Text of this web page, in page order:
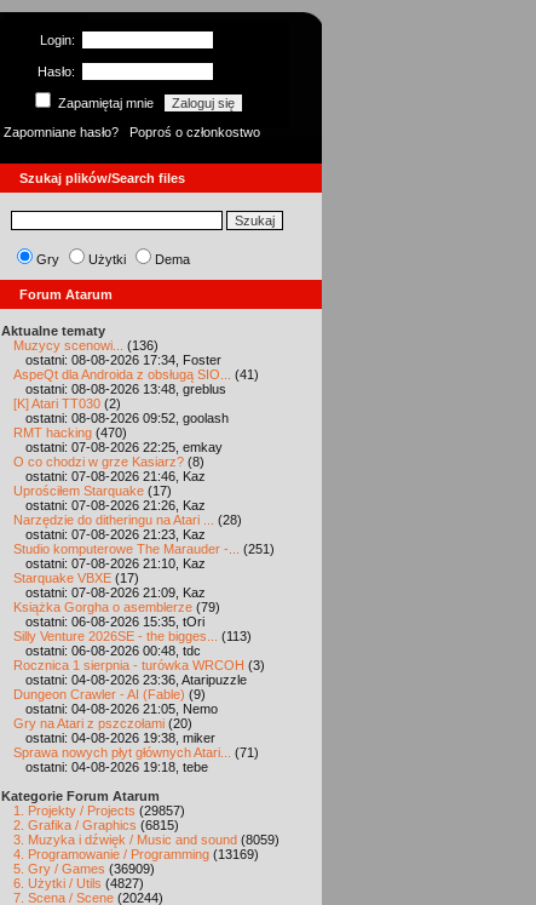
Login:
Hasło:
Zapamiętaj mnie
Zapomniane hasło?
Poproś o członkostwo
Szukaj plików/Search files
Gry Użytki Dema
Forum Atarum
Aktualne tematy
Muzycy scenowi...
(136)
ostatni: 08-08-2026 17:34, Foster
AspeQt dla Androida z obsługą SIO...
(41)
ostatni: 08-08-2026 13:48, greblus
[K] Atari TT030 (2)
ostatni: 08-08-2026 09:52, goolash
RMT hacking (470)
ostatni: 07-08-2026 22:25, emkay
O co chodzi w grze Kasiarz? (8)
ostatni: 07-08-2026 21:46, Kaz
Uprościłem Starquake (17)
ostatni: 07-08-2026 21:26, Kaz
Narzędzie do ditheringu na Atari ...
(28)
ostatni: 07-08-2026 21:23, Kaz
Studio komputerowe The Marauder -...
(251)
ostatni: 07-08-2026 21:10, Kaz
Starquake VBXE (17)
ostatni: 07-08-2026 21:09, Kaz
Książka Gorgha o asemblerze (79)
ostatni: 06-08-2026 15:35, tOri
Silly Venture 2026SE - the bigges...
(113)
ostatni: 06-08-2026 00:48, tdc
Rocznica 1 sierpnia - turówka WRCOH (3)
ostatni: 04-08-2026 23:36, Ataripuzzle
Dungeon Crawler - AI (Fable) (9)
ostatni: 04-08-2026 21:05, Nemo
Gry na Atari z pszczołami (20)
ostatni: 04-08-2026 19:38, miker
Sprawa nowych płyt głównych Atari...
(71)
ostatni: 04-08-2026 19:18, tebe
Kategorie Forum Atarum
1. Projekty / Projects (29857)
2. Grafika / Graphics (6815)
3. Muzyka i dźwięk / Music and sound (8059)
4. Programowanie / Programming (13169)
5. Gry / Games (36909)
6. Użytki / Utils (4827)
7. Scena / Scene (20244)